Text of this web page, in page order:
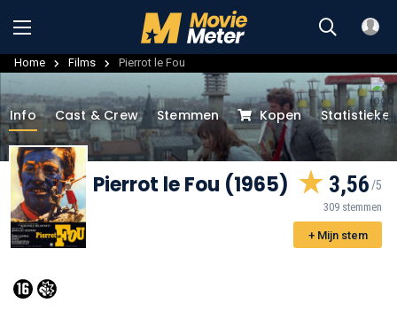
Home Films Pierrot le Fou
Info Cast & Crew Stemmen Kopen
Pierrot le Fou (1965) 3,56
309 stemmen
+ Mijn stem